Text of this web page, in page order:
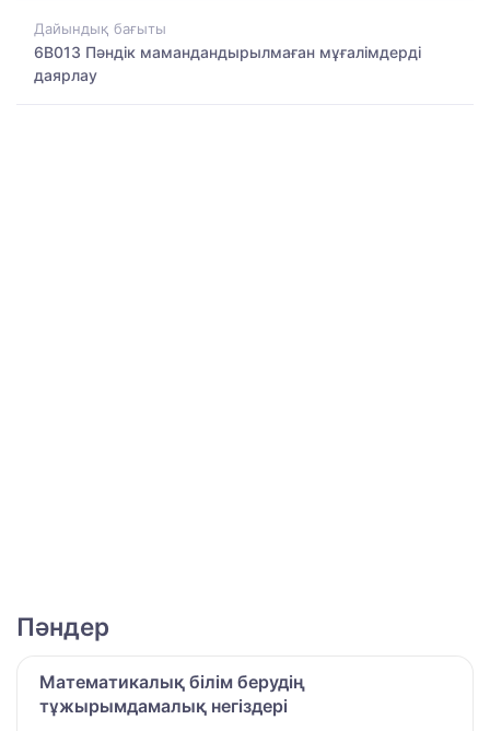
Дайындық бағыты
6B013 Пәндік мамандандырылмаған мұғалімдерді
даярлау
Пәндер
Математикалық білім берудің
тұжырымдамалық негіздері